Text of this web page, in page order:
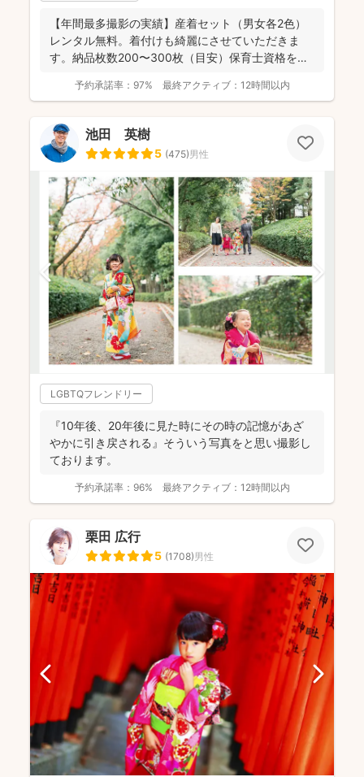
【年間最多撮影の実績】産着セット（男女各2色）
レンタル無料。着付けも綺麗にさせていただきま
す。納品枚数200〜300枚（目安）保育士資格を持
予約承諾率： 97% 最終アクティブ： 12時間以内
池田 英樹
5 (475)男性
LGBTQフレンドリー
『10年後、20年後に見た時にその時の記憶があざ
やかに引き戻される』そういう写真をと思い撮影し
ております。
予約承諾率： 96% 最終アクティブ： 12時間以内
栗田 広行
5 (1708)男性